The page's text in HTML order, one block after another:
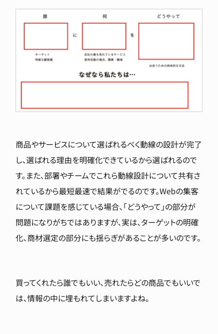
商品やサービスについて選ばれるべく動線の設計が完了
し、選ばれる理由を明確化できているから選ばれるので
す。また、部署やチームでこれら動線設計について共有さ
れているから最短最速で結果がでるのです。Webの集客
について課題を感じている場合、「どうやって」の部分が
問題になりがちではありますが、実は、ターゲットの明確
化、商材選定の部分にも揺らぎがあることが多いのです。
買ってくれたら誰でもいい、売れたらどの商品でもいいで
は、情報の中に埋もれてしまいますよね。